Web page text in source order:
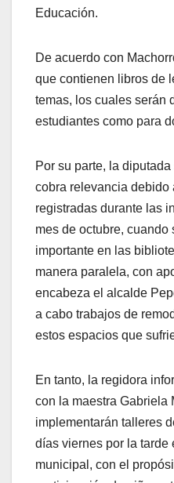
Educación.
De acuerdo con
que contienen libros de
temas, los cuales serán
estudiantes como para
Por su parte, la
cobra relevancia debido
registradas durante las
mes de octubre, cuando
importante en las
manera paralela, con
encabeza el alcalde
a cabo trabajos de
estos espacios que
En tanto, la regidora
con la maestra Gabriela
implementarán talleres
días viernes por la tarde
municipal, con el